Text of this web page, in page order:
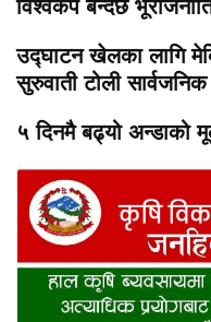
विश्वकप बन्दैछ
उद्घाटन खेलका लागि
सुरुवाती टोली सार्वजनिक
५ दिनमै बढ्यो अन्डाको